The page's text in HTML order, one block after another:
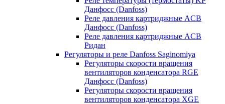
Данфосс (Danfoss)
Реле давления картриджные ACB
Данфосс (Danfoss)
Реле давления картриджные ACB
Ридан
Регуляторы и реле Danfoss Saginomiya
Регуляторы скорости вращения
вентиляторов конденсатора RGE
Данфосс (Danfoss)
Регуляторы скорости вращения
вентиляторов конденсатора XGE